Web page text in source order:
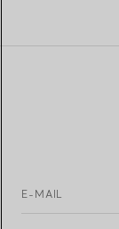
E-MAIL